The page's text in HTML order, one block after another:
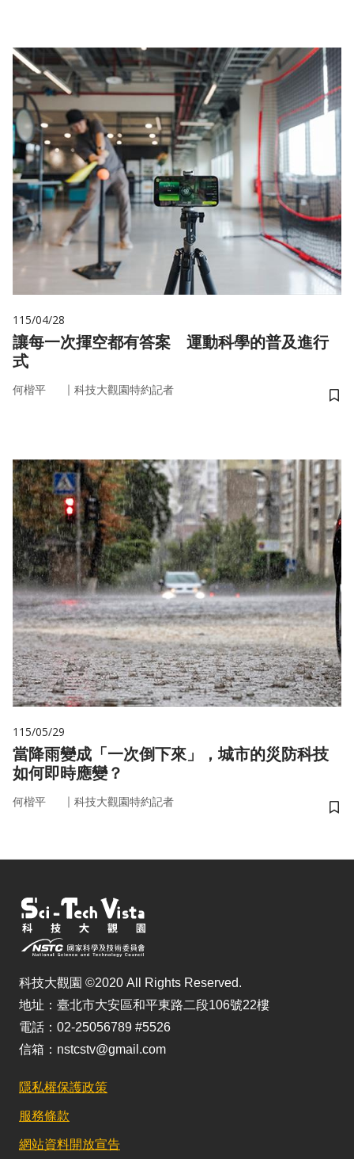
115/04/28
讓每一次揮空都有答案 運動科學的普及進行
式
何楷平 ｜ 科技大觀園特約記者
儲
115/05/29
當降雨變成「一次倒下來」，城市的災防科技
如何即時應變？
何楷平 ｜ 科技大觀園特約記者
儲
科技大觀園 ©2020 All Rights Reserved.
地址：臺北市大安區和平東路二段106號22樓
電話：02-25056789 #5526
信箱：nstcstv@gmail.com
隱私權保護政策
服務條款
網站資料開放宣告